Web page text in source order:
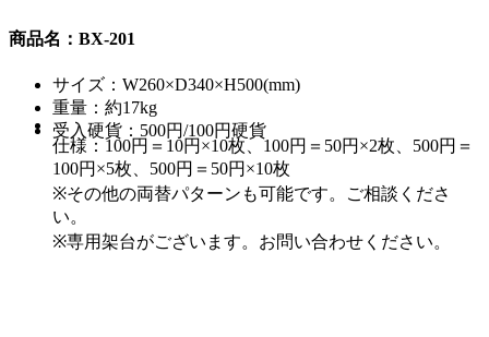
商品名：BX-201
サイズ：W260×D340×H500(mm)
重量：約17kg
受入硬貨：500円/100円硬貨
仕様：100円＝10円×10枚、100円＝50円×2枚、500円＝
100円×5枚、500円＝50円×10枚
※その他の両替パターンも可能です。ご相談くださ
い。
※専用架台がございます。お問い合わせください。